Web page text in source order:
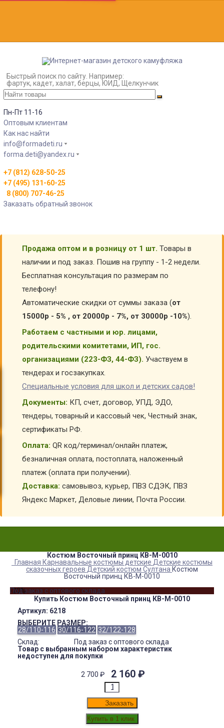
Быстрый поиск по сайту. Например:
фартук, кадет, халат, берцы, ЮИД, Щелкунчик
Пн-Пт 11-16
Оптовым клиентам
Как нас найти
info@formadeti.ru
forma.deti@yandex.ru
+7 (812) 628-50-25
+7 (495) 131-60-25
8 (800) 707-46-25
Заказать обратный звонок
Продажа оптом и в розницу от 1 шт. Товары в
наличии и под заказ. Пошив на группу - 1-2 недели.
Бесплатная консультация по размерам по
телефону!
Автоматические скидки от суммы заказа (от
15000р - 5% , от 20000р - 7%, от 30000р -10%).
Работаем с частными и юр. лицами,
родительскими комитетами, ИП, гос.
организациями (223-ФЗ, 44-ФЗ). Участвуем в
тендерах и госзакупках.
Специальные условия для школ и детских садов!
Документы: КП, счет, договор, УПД, ЭДО,
тендеры, товарный и кассовый чек, Честный знак,
сертификаты РФ.
Оплата: QR код/терминал/онлайн платеж,
безналичная оплата, постоплата, наложенный
платеж (оплата при получении).
Доставка: самовывоз, курьер, ПВЗ СДЭК, ПВЗ
Яндекс Маркет, Деловые линии, Почта России.
Костюм Восточный принц КВ-М-0010
Главная Карнавальные костюмы детские Детские костюмы
сказочных героев Детский костюм Султана Костюм
Восточный принц КВ-М-0010
-20%
Под заказ с оптового склада
Купить Костюм Восточный принц КВ-М-0010
Артикул: 6218
ВЫБЕРИТЕ РАЗМЕР:
28/110-116 30/116-122 32/122-128
Склад:
Под заказ с оптового склада
Товар с выбранным набором характеристик
недоступен для покупки
2 700 ₽ 2 160 ₽
Заказать